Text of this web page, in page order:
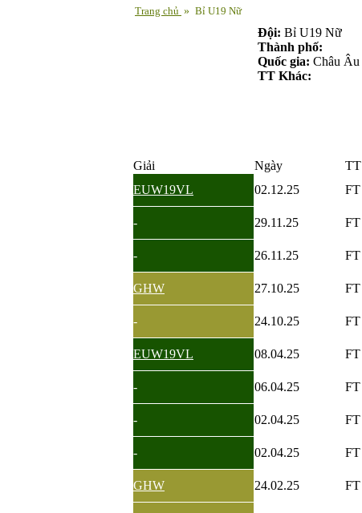
Trang chủ » Bỉ U19 Nữ
Đội: Bỉ U19 Nữ
Thành phố:
Quốc gia: Châu Âu
TT Khác:
Giải Ngày TT
EUW19VL
02.12.25 FT
- 29.11.25 FT
- 26.11.25 FT
GHW 27.10.25 FT
- 24.10.25 FT
EUW19VL 08.04.25 FT
- 06.04.25 FT
- 02.04.25 FT
- 02.04.25 FT
GHW 24.02.25 FT